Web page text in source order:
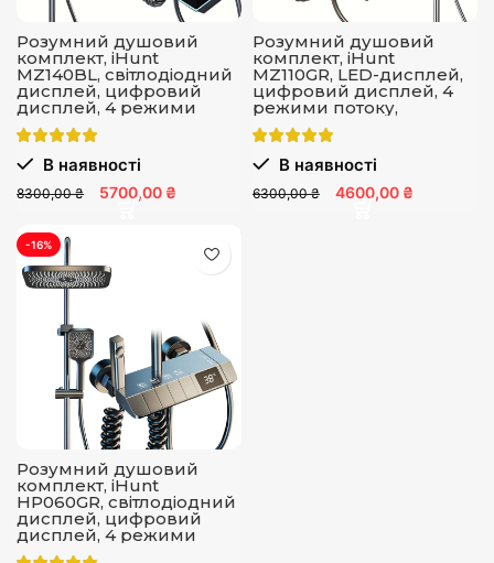
Розумний душовий
комплект, iHunt
MZ140BL, світлодіодний
дисплей, цифровий
дисплей, 4 режими
потоку, регулювання
В наявності
8300,00 ₴ 5700,00 ₴
Розумний душовий
комплект, iHunt
MZ110GR, LED-дисплей,
цифровий дисплей, 4
режими потоку,
регулювання
В наявності
6300,00 ₴ 4600,00 ₴
-16%
Розумний душовий
комплект, iHunt
HP060GR, світлодіодний
дисплей, цифровий
дисплей, 4 режими
потоку, регулювання